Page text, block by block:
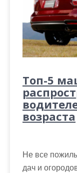
Топ-5
возраста
Не все
дач и